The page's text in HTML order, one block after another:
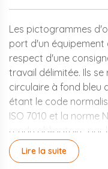
Les pictogrammes
port d'un équipement
respect d'une
travail délimitée. Ils
circulaire à fond bleu
étant le code
ISO 7010 et la norme
rendu obligatoire par
95 à R. 4323-106 sur
équipement de
Lire la suite